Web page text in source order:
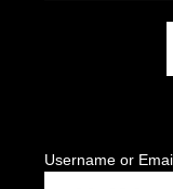
Username or